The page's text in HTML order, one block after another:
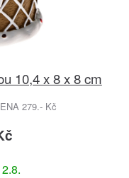
10,4 x 8 x 8 cm
279.- Kč